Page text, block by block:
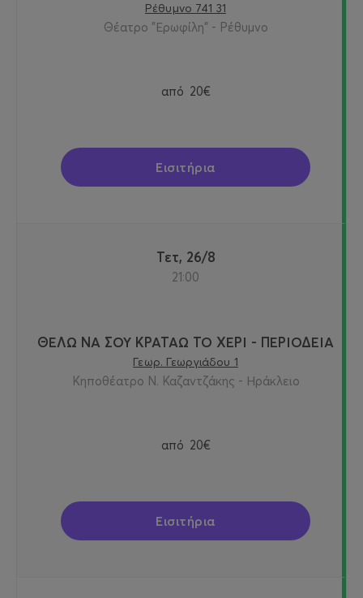
Ρέθυμνο 741 31
Θέατρο "Ερωφίλη" - Ρέθυμνο
από 20€
Εισιτήρια
Τετ, 26/8
21:00
ΘΕΛΩ ΝΑ ΣΟΥ ΚΡΑΤΑΩ ΤΟ ΧΕΡΙ - ΠΕΡΙΟΔΕΙΑ
Γεωρ. Γεωργιάδου 1
Κηποθέατρο Ν. Καζαντζάκης - Ηράκλειο
από 20€
Εισιτήρια